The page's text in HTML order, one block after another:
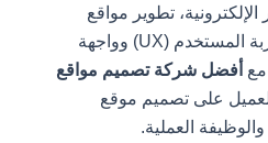
تطوير مواقع
WordPress، وتحسين تجربة المستخدم (UX) وواجهة
أفضل شركة تصميم مواقع
على تصميم موقع
العملية.